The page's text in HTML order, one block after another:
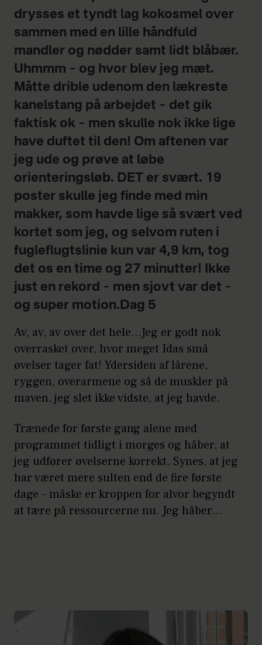
drysses et tyndt lag kokosmel over
sammen med en lille håndfuld
mandler og nødder samt lidt blåbær.
Uhmmm – og hvor blev jeg mæt.
Måtte drible udenom den lækreste
kanelstang på arbejdet – det gik
faktisk ok – men skulle nok ikke lige
have duftet til den! Om aftenen var
jeg ude og prøve at løbe
orienteringsløb. DET er svært. 19
poster skulle jeg finde med min
makker, som havde lige så svært ved
kortet som jeg, og selvom ruten i
fugleflugtslinie kun var 4,9 km, tog
det os en time og 27 minutter! Ikke
just en rekord – men sjovt var det –
og super motion.Dag 5
Av, av, av over det hele…Jeg er godt nok
overrasket over, hvor meget Idas små
øvelser tager fat! Ydersiden af lårene,
ryggen, overarmene og så de muskler på
maven, jeg slet ikke vidste, at jeg havde.
Trænede for første gang alene med
programmet tidligt i morges og håber, at
jeg udfører øvelserne korrekt. Synes, at jeg
har været mere sulten end de fire første
dage – måske er kroppen for alvor begyndt
at tære på ressourcerne nu. Jeg håber…